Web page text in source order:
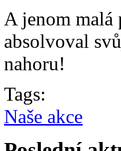
A jenom malá
absolvoval
nahoru!
Tags:
Naše akce